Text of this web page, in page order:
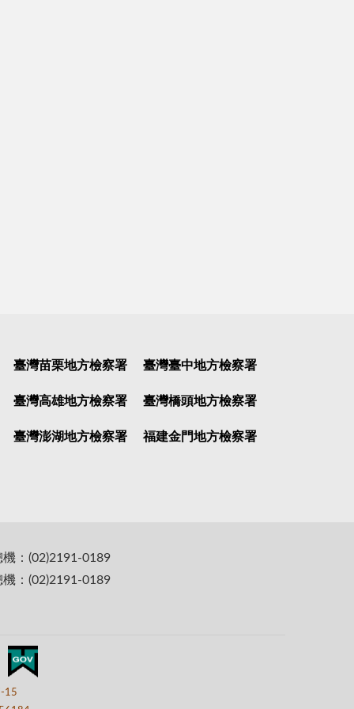
臺灣苗栗地方檢察署 臺灣臺中地方檢察署
臺灣高雄地方檢察署 臺灣橋頭地方檢察署
臺灣澎湖地方檢察署 福建金門地方檢察署
：(02)2191-0189
：(02)2191-0189
15